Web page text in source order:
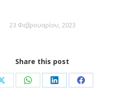
23 Φεβρουαρίου, 2023
Share this post
Share Share Share Share